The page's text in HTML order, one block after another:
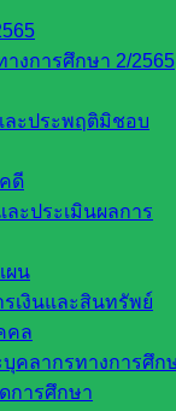
างการศึกษา 2/2565
ละประพฤติมิชอบ
ดี
ะประเมินผลการ
ผน
เงินและสินทรัพย์
คล
คลากรทางการศึก
การศึกษา